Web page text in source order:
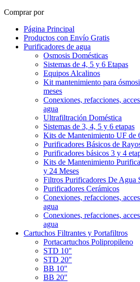
Comprar por
Página Principal
Productos con Envío Gratis
Purificadores de agua
Osmosis Domésticas
Sistemas de 4, 5 y 6 Etapas
Equipos Alcalinos
Kit mantenimiento para
meses
Conexiones, refacciones,
agua
Ultrafiltración Doméstica
Sistemas de 3, 4, 5 y 6 etapas
Kits de Mantenimiento UF de
Purificadores Básicos de
Purificadores básicos 3 y 4
Kits de Mantenimiento
y 24 Meses
Filtros Purificadores De Agua
Purificadores Cerámicos
Conexiones, refacciones,
agua
Conexiones, refacciones,
agua
Cartuchos Filtrantes y Portafiltros
Portacartuchos Polipropileno
STD 10"
STD 20"
BB 10"
BB 20"